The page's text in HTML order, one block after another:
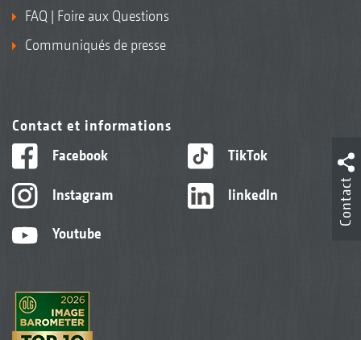
FAQ | Foire aux Questions
Communiqués de presse
Contact et informations
Facebook
Instagram
Youtube
TikTok
linkedIn Contact